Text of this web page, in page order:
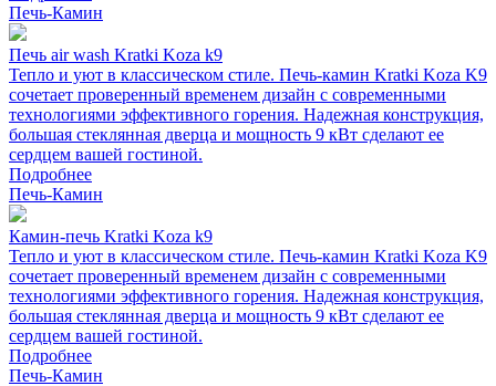
Печь-Камин
Печь air wash Kratki Koza k9
Тепло и уют в классическом стиле. Печь-камин Kratki Koza K9
сочетает проверенный временем дизайн с современными
технологиями эффективного горения. Надежная конструкция,
большая стеклянная дверца и мощность 9 кВт сделают ее
сердцем вашей гостиной.
Подробнее
Печь-Камин
Камин-печь Kratki Koza k9
Тепло и уют в классическом стиле. Печь-камин Kratki Koza K9
сочетает проверенный временем дизайн с современными
технологиями эффективного горения. Надежная конструкция,
большая стеклянная дверца и мощность 9 кВт сделают ее
сердцем вашей гостиной.
Подробнее
Печь-Камин